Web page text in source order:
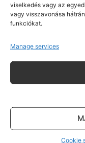
viselkedés vagy az
vagy visszavonása
funkciókat.
Manage services
Cookie